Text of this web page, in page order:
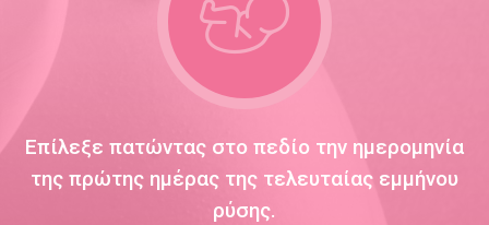
Επίλεξε πατώντας στο πεδίο την ημερομηνία
της πρώτης ημέρας της τελευταίας εμμήνου
ρύσης.